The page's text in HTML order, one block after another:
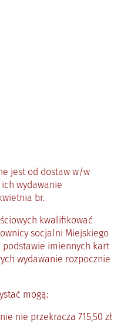
jest od dostaw w/w
ich wydawanie
br.
kwalifikować
socjalni Miejskiego
podstawie imiennych kart
wydawanie rozpocznie
mogą:
nie przekracza 715,50 zł